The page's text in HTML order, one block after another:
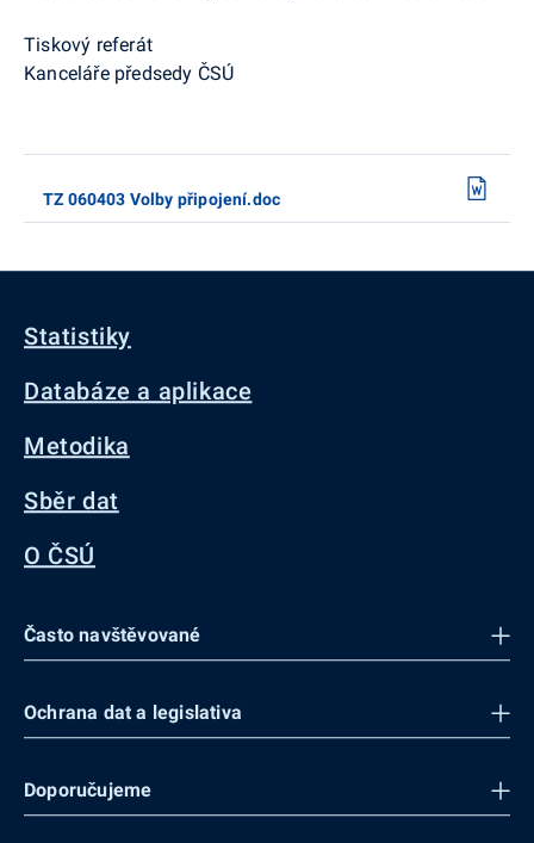
Tiskový referát
Kanceláře předsedy ČSÚ
TZ 060403 Volby připojení.doc
Statistiky
Databáze a aplikace
Metodika
Sběr dat
O ČSÚ
Často navštěvované
Ochrana dat a legislativa
Doporučujeme